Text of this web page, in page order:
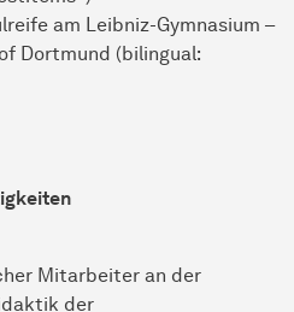
am Leibniz-Gymnasium –
Dortmund (bilingual:
Mitarbeiter an der
der